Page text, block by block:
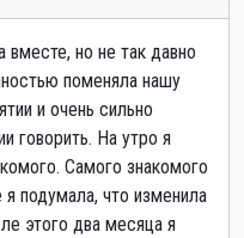
но не так давно
поменяла нашу
и очень сильно
говорить. На утро я
Самого знакомого
подумала, что изменила
этого два месяца я